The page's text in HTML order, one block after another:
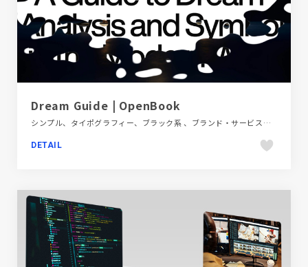
Dream Guide | OpenBook
シンプル、タイポグラフィー、ブラック系 、ブランド・サービスサイト、ホワイト系、モーション多め、医療・ヘルスケア、海外サイト
DETAIL